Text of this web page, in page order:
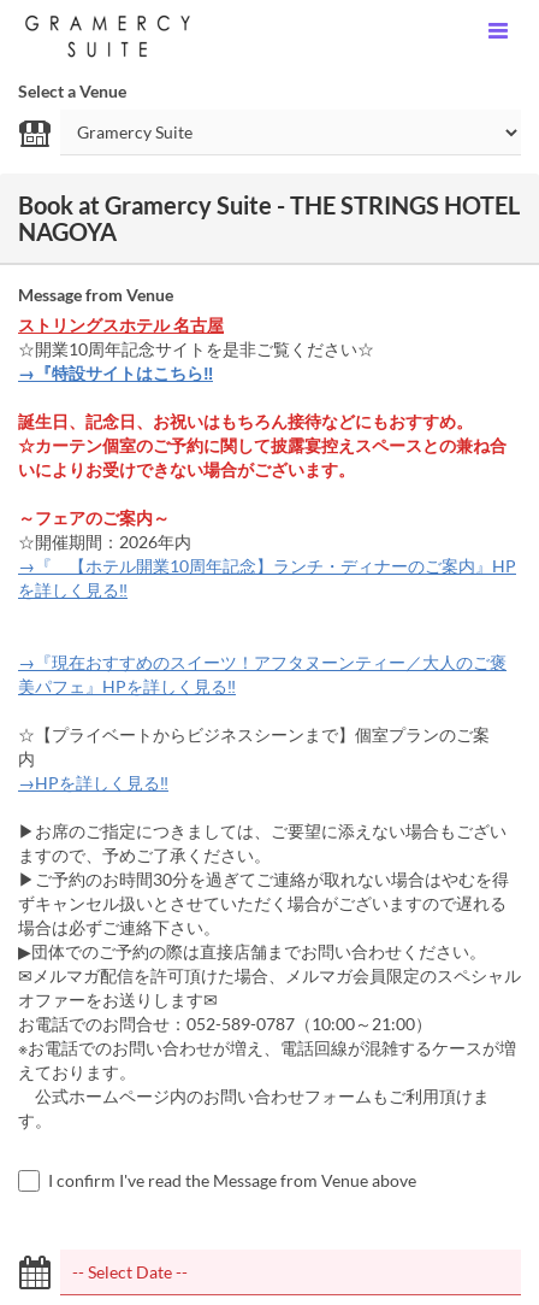
Select a Venue
Book at Gramercy Suite - THE STRINGS HOTEL
NAGOYA
Message from Venue
ストリングスホテル 名古屋
☆開業10周年記念サイトを是非ご覧ください☆
→『特設サイトはこちら‼
誕生日、記念日、お祝いはもちろん接待などにもおすすめ。
☆カーテン個室のご予約に関して披露宴控えスペースとの兼ね合
いによりお受けできない場合がございます。
～フェアのご案内～
☆開催期間：2026年内
→『 【ホテル開業10周年記念】ランチ・ディナーのご案内』HP
を詳しく見る‼
→『現在おすすめのスイーツ！アフタヌーンティー／大人のご褒
美パフェ』HPを詳しく見る‼
☆【プライベートからビジネスシーンまで】個室プランのご案
内
→HPを詳しく見る‼
▶お席のご指定につきましては、ご要望に添えない場合もござい
ますので、予めご了承ください。
▶ご予約のお時間30分を過ぎてご連絡が取れない場合はやむを得
ずキャンセル扱いとさせていただく場合がございますので遅れる
場合は必ずご連絡下さい。
▶団体でのご予約の際は直接店舗までお問い合わせください。
✉メルマガ配信を許可頂けた場合、メルマガ会員限定のスペシャル
オファーをお送りします✉
お電話でのお問合せ：052-589-0787（10:00～21:00）
※お電話でのお問い合わせが増え、電話回線が混雑するケースが増
えております。
公式ホームページ内のお問い合わせフォームもご利用頂けま
す。
I confirm I've read the Message from Venue above